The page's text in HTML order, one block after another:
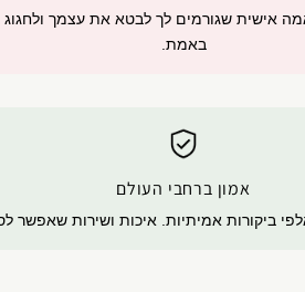
אישית שגורמים לך לבטא את עצמך
באמת.
אמון ברחבי העולם
ביקורות אמיתיות. איכות ושירות שאפשר